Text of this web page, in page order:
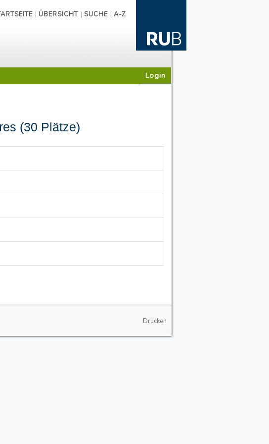
| ÜBERSICHT| SUCHE| A-Z
Login
(30 Plätze)
Drucken